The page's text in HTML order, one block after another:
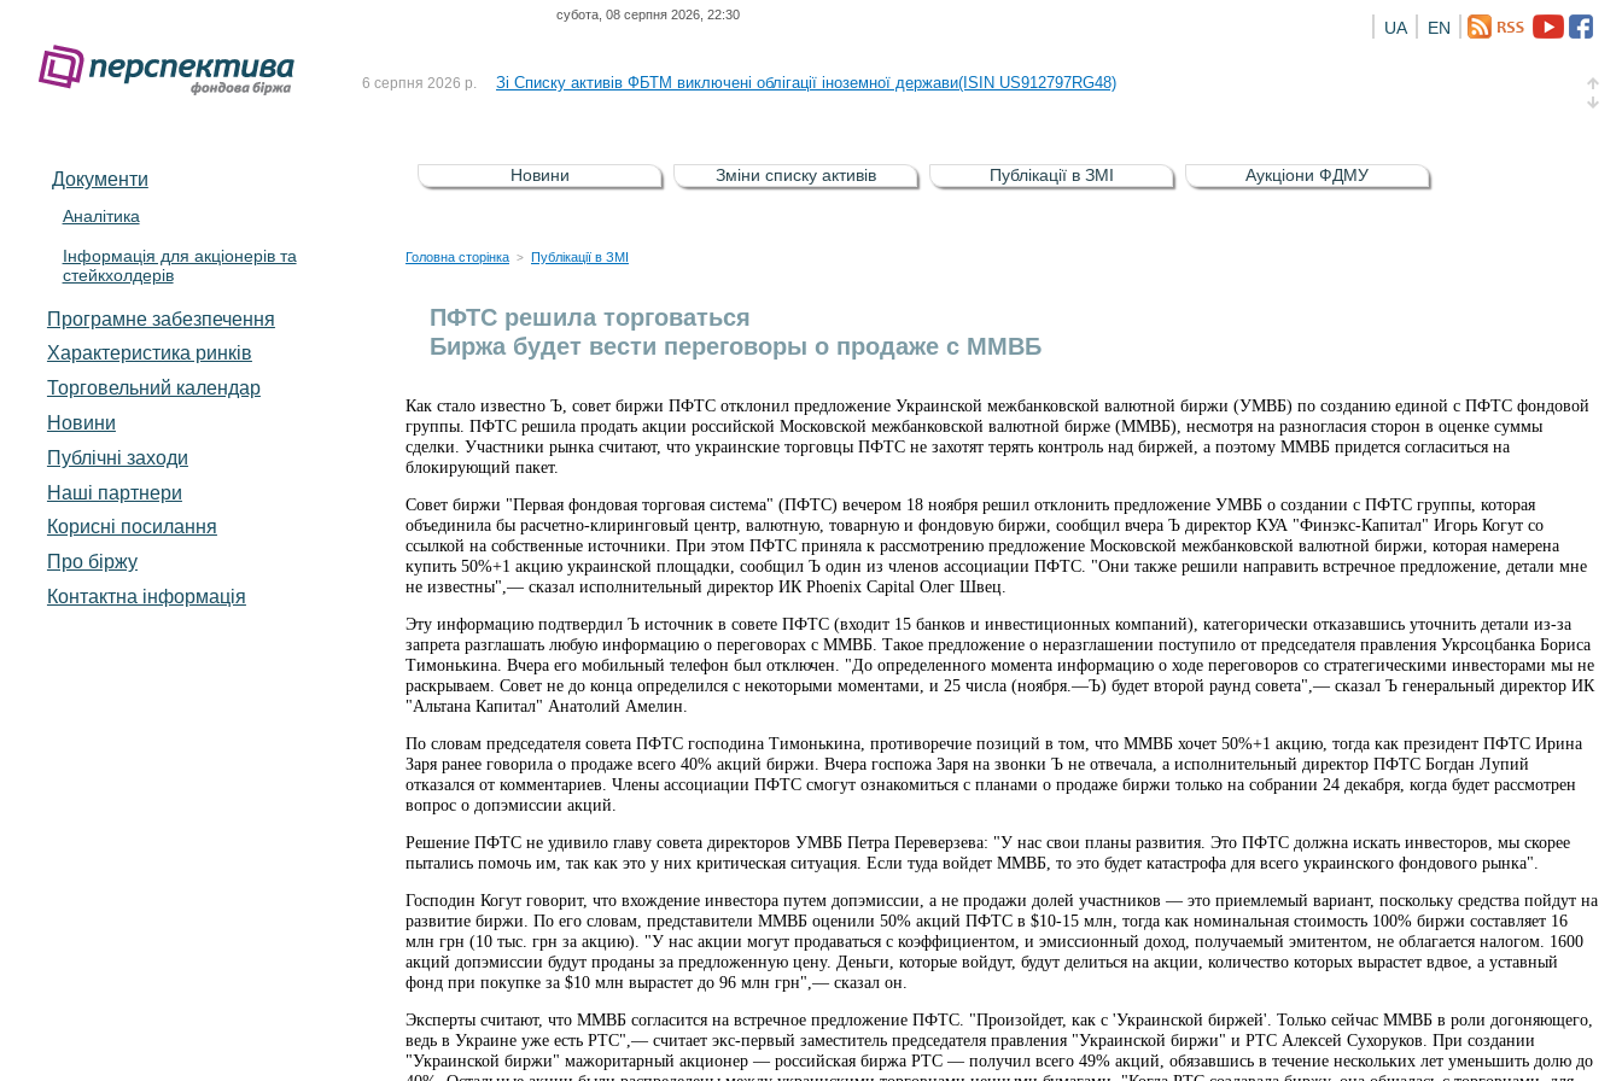
субота, 08 серпня 2026, 22:30
EN
UA
До Списку активів регульованого фондового ринку (РФР) включена Корпоративна облігація відсоткова електронна іменна (ISIN UA5000016726)
6 серпня 2026 р. Зі Списку активів ФБТМ виключені облігації іноземної держави(ISIN US912797RG48)
5 серпня 2026 р. Зі списку активів РФР виключені Облігація внутрішніх державних позик України (ISIN UA4000232607)
4 серпня 2026 р. До Списку активів регульованого фондового ринку (РФР) включена Корпоративна облігація відсоткова електронна іменна (ISIN UA5000016726)
Документи
Аналітика
Інформація для акціонерів та
стейкхолдерів
Програмне забезпечення
Характеристика pинків
Торговельний календар
Новини
Публічні заходи
Наші партнери
Корисні посилання
Про біржу
Контактна інформація
Новини Зміни списку активів Публікації в ЗМІ Аукціони ФДМУ
Головна сторінка > Публікації в ЗМІ
ПФТС решила торговаться
Биржа будет вести переговоры о продаже с ММВБ
Как стало известно Ъ, совет биржи ПФТС отклонил предложение Украинской межбанковской валютной биржи (УМВБ) по созданию единой с ПФТС фондовой
группы. ПФТС решила продать акции российской Московской межбанковской валютной бирже (ММВБ), несмотря на разногласия сторон в оценке суммы
сделки. Участники рынка считают, что украинские торговцы ПФТС не захотят терять контроль над биржей, а поэтому ММВБ придется согласиться на
блокирующий пакет.
Совет биржи "Первая фондовая торговая система" (ПФТС) вечером 18 ноября решил отклонить предложение УМВБ о создании с ПФТС группы, которая
объединила бы расчетно-клиринговый центр, валютную, товарную и фондовую биржи, сообщил вчера Ъ директор КУА "Финэкс-Капитал" Игорь Когут со
ссылкой на собственные источники. При этом ПФТС приняла к рассмотрению предложение Московской межбанковской валютной биржи, которая намерена
купить 50%+1 акцию украинской площадки, сообщил Ъ один из членов ассоциации ПФТС. "Они также решили направить встречное предложение, детали мне
не известны",— сказал исполнительный директор ИК Phoenix Capital Олег Швец.
Эту информацию подтвердил Ъ источник в совете ПФТС (входит 15 банков и инвестиционных компаний), категорически отказавшись уточнить детали из-за
запрета разглашать любую информацию о переговорах с ММВБ. Такое предложение о неразглашении поступило от председателя правления Укрсоцбанка Бориса
Тимонькина. Вчера его мобильный телефон был отключен. "До определенного момента информацию о ходе переговоров со стратегическими инвесторами мы не
раскрываем. Совет не до конца определился с некоторыми моментами, и 25 числа (ноября.—Ъ) будет второй раунд совета",— сказал Ъ генеральный директор ИК
"Альтана Капитал" Анатолий Амелин.
По словам председателя совета ПФТС господина Тимонькина, противоречие позиций в том, что ММВБ хочет 50%+1 акцию, тогда как президент ПФТС Ирина
Заря ранее говорила о продаже всего 40% акций биржи. Вчера госпожа Заря на звонки Ъ не отвечала, а исполнительный директор ПФТС Богдан Лупий
отказался от комментариев. Члены ассоциации ПФТС смогут ознакомиться с планами о продаже биржи только на собрании 24 декабря, когда будет рассмотрен
вопрос о допэмиссии акций.
Решение ПФТС не удивило главу совета директоров УМВБ Петра Переверзева: "У нас свои планы развития. Это ПФТС должна искать инвесторов, мы скорее
пытались помочь им, так как это у них критическая ситуация. Если туда войдет ММВБ, то это будет катастрофа для всего украинского фондового рынка".
Господин Когут говорит, что вхождение инвестора путем допэмиссии, а не продажи долей участников — это приемлемый вариант, поскольку средства пойдут на
развитие биржи. По его словам, представители ММВБ оценили 50% акций ПФТС в $10-15 млн, тогда как номинальная стоимость 100% биржи составляет 16
млн грн (10 тыс. грн за акцию). "У нас акции могут продаваться с коэффициентом, и эмиссионный доход, получаемый эмитентом, не облагается налогом. 1600
акций допэмиссии будут проданы за предложенную цену. Деньги, которые войдут, будут делиться на акции, количество которых вырастет вдвое, а уставный
фонд при покупке за $10 млн вырастет до 96 млн грн",— сказал он.
Эксперты считают, что ММВБ согласится на встречное предложение ПФТС. "Произойдет, как с 'Украинской биржей'. Только сейчас ММВБ в роли догоняющего,
ведь в Украине уже есть РТС",— считает экс-первый заместитель председателя правления "Украинской биржи" и РТС Алексей Сухоруков. При создании
"Украинской биржи" мажоритарный акционер — российская биржа РТС — получил всего 49% акций, обязавшись в течение нескольких лет уменьшить долю до